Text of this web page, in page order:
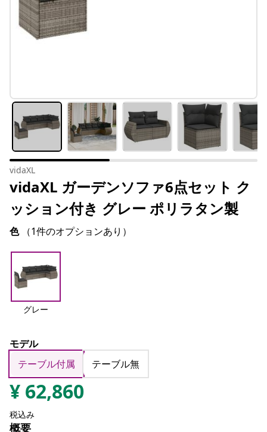
vidaXL
vidaXL ガーデンソファ6点セット ク
ッション付き グレー ポリラタン製
色 （1件のオプションあり）
グレー
モデル
テーブル付属
テーブル無
¥ 62,860
税込み
概要